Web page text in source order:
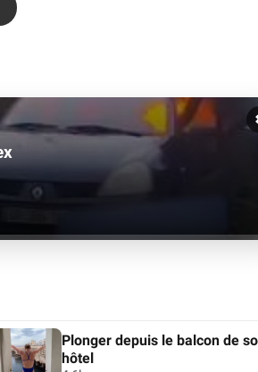
Plonger depuis le balcon de
hôtel